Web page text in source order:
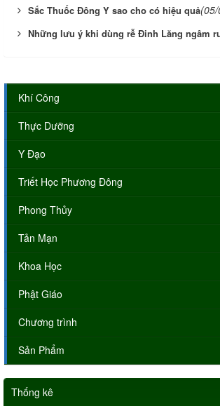
Sắc Thuốc Đông Y sao cho có hiệu quả
Những lưu ý khi dùng rễ Đinh Lăng ngâm
Khí Công
Thực Dưỡng
Y Đạo
Triết Học Phương Đông
Phong Thủy
Tản Mạn
Khoa Học
Phật Giáo
Chương trình
Sản Phẩm
Thống kê